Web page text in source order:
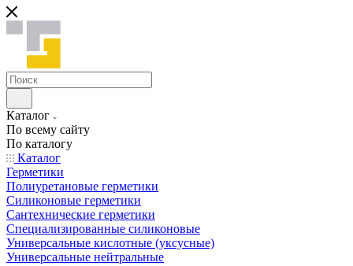
Каталог
По всему сайту
По каталогу
Каталог
Герметики
Полиуретановые герметики
Силиконовые герметики
Сантехнические герметики
Специализированные силиконовые
Универсальные кислотные (уксусные)
Универсальные нейтральные